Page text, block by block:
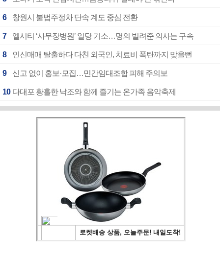
6 창원시 불법주정차 단속 계도 중심 전환
7 엘시티 ‘사무장병원’ 일당 기소…명의 빌려준 의사는 구속
8 인신매매 탈출하다 다친 외국인, 치료비 폭탄까지 맞을뻔
9 신고 없이 홍보·모집…민간임대조합 피해 주의보
10 다대포 황홀한 낙조와 함께 즐기는 온가족 음악축제